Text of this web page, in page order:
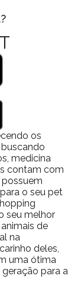
os
medicina
contam com
possuem
o seu pet
seu melhor
de
na
deles,
uma ótima
para a